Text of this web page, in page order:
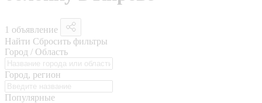
1 объявление
Найти Сбросить фильтры
Город / Область
Город, регион
Популярные